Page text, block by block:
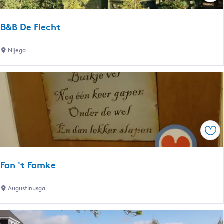
n
n
e
P
B&B De Flecht
B
B
c
t
Nijega
Fan 't Famke
F
n
Augustinusga